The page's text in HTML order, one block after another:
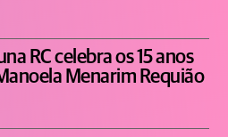
RC celebra os 15 anos
Menarim Requião